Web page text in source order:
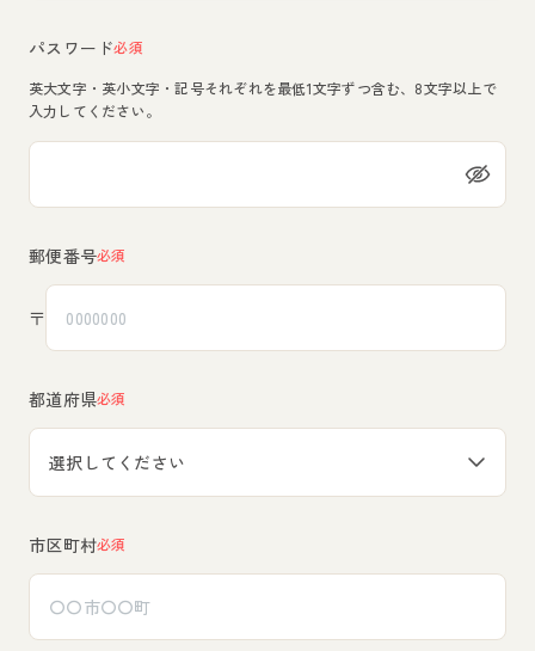
パスワード必須
英大文字・英小文字・記号それぞれを最低1文字ずつ含む、8文字以上で
入力してください。
郵便番号必須
〒
都道府県必須
市区町村必須